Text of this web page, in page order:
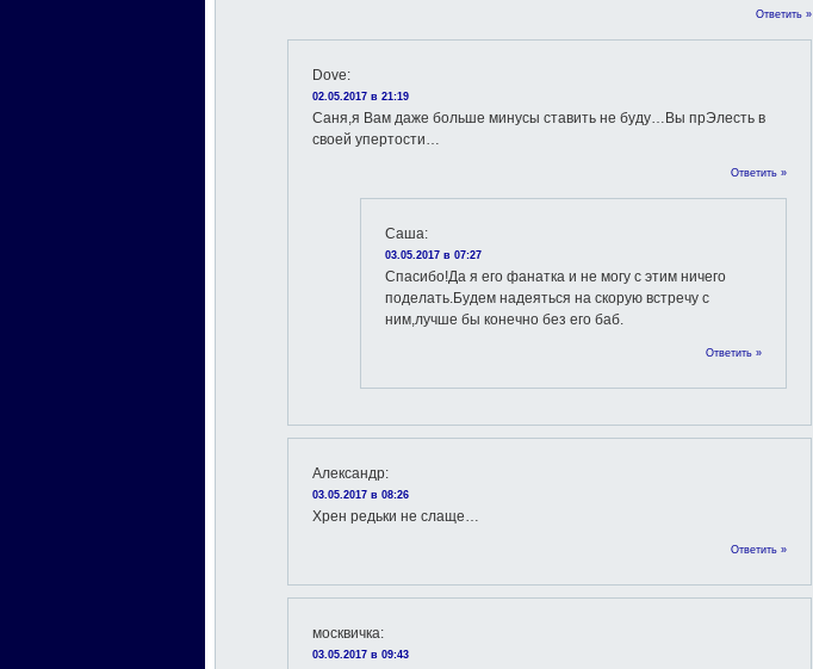
Ответить »
Dove:
02.05.2017 в 21:19
Саня,я Вам даже больше минусы ставить не буду…Вы прЭлесть в
своей упертости…
Ответить »
Саша:
03.05.2017 в 07:27
Спасибо!Да я его фанатка и не могу с этим ничего
поделать.Будем надеяться на скорую встречу с
ним,лучше бы конечно без его баб.
Ответить »
Александр:
03.05.2017 в 08:26
Хрен редьки не слаще…
Ответить »
москвичка:
03.05.2017 в 09:43